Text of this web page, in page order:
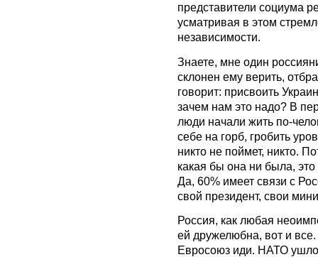
представители социума
усматривая в этом
независимости.
Знаете, мне один
склонен ему верить,
говорит: присвоить
зачем нам это надо? В
люди начали жить по-
себе на горб, гробить
никто не поймет, никто.
какая бы она ни была,
Да, 60% имеет связи с
свой президент, свои
Россия, как любая
ей дружелюбна, вот и
Евросоюз иди. НАТО